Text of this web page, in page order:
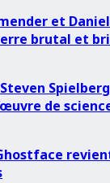
et
brutal et
de